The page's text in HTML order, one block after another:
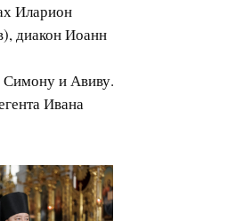
Иларион
диакон Иоанн
Симону и Авиву.
Ивана